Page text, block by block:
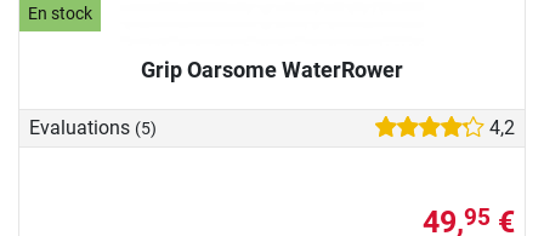
En stock
Grip Oarsome WaterRower
Evaluations (5) 4,2
49,95 €